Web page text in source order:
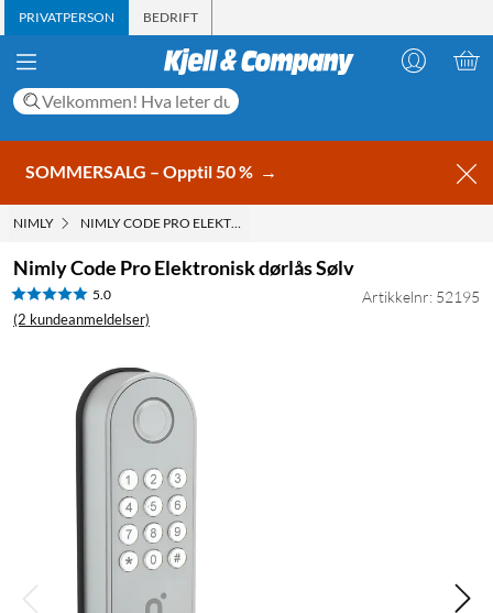
PRIVATPERSON BEDRIFT
SOMMERSALG – Opptil 50 % →
NIMLY NIMLY CODE PRO ELEKTRONISK DØRLÅS SØLV
Nimly Code Pro Elektronisk dørlås Sølv
5.0
(2 kundeanmeldelser)
Artikkelnr: 52195